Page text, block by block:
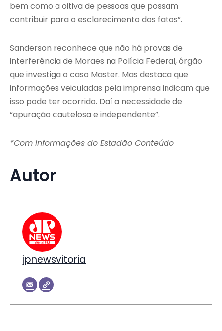
bem como a oitiva de pessoas que possam
contribuir para o esclarecimento dos fatos”.
Sanderson reconhece que não há provas de
interferência de Moraes na Polícia Federal, órgão
que investiga o caso Master. Mas destaca que
informações veiculadas pela imprensa indicam que
isso pode ter ocorrido. Daí a necessidade de
“apuração cautelosa e independente”.
*Com informações do Estadão Conteúdo
Autor
jpnewsvitoria